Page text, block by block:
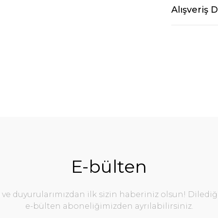
Alışveriş
E-bülten
ve duyurularımızdan ilk sizin haberiniz olsun!
e-bülten aboneliğimizden ayrılabilirsiniz.